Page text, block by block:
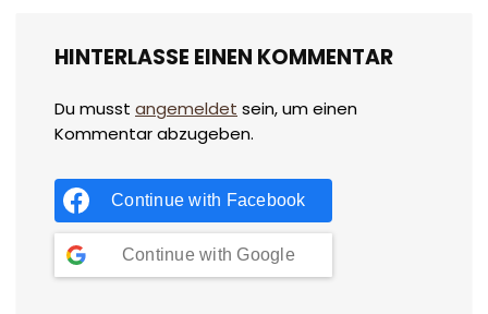
HINTERLASSE EINEN KOMMENTAR
Du musst angemeldet sein, um einen
Kommentar abzugeben.
Continue with Facebook
Continue with Google